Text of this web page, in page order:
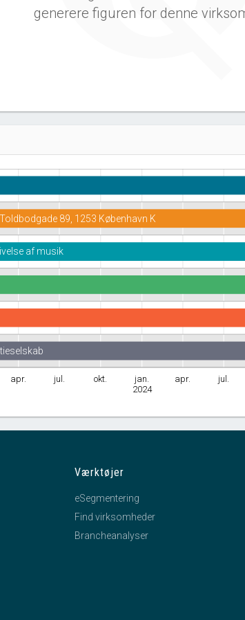
generere figuren for denne
apr. jul. okt.
jan.
2024
apr. jul.
Toldbodgade 89, 1253 København K
af musik
Værktøjer
eSegmentering
Find virksomheder
Brancheanalyser